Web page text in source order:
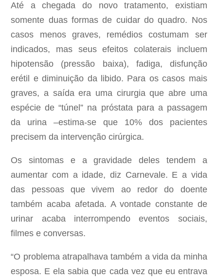
Até a chegada do novo tratamento, existiam
somente duas formas de cuidar do quadro. Nos
casos menos graves, remédios costumam ser
indicados, mas seus efeitos colaterais incluem
hipotensão (pressão baixa), fadiga, disfunção
erétil e diminuição da libido. Para os casos mais
graves, a saída era uma cirurgia que abre uma
espécie de “túnel” na próstata para a passagem
da urina –estima-se que 10% dos pacientes
precisem da intervenção cirúrgica.
Os sintomas e a gravidade deles tendem a
aumentar com a idade, diz Carnevale. E a vida
das pessoas que vivem ao redor do doente
também acaba afetada. A vontade constante de
urinar acaba interrompendo eventos sociais,
filmes e conversas.
“O problema atrapalhava também a vida da minha
esposa. E ela sabia que cada vez que eu entrava